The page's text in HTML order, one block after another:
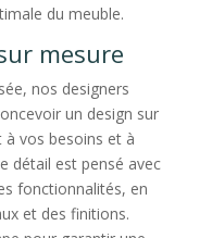
du meuble.
mesure
nos designers
un design sur
vos besoins et à
détail est pensé avec
fonctionnalités, en
et des finitions.